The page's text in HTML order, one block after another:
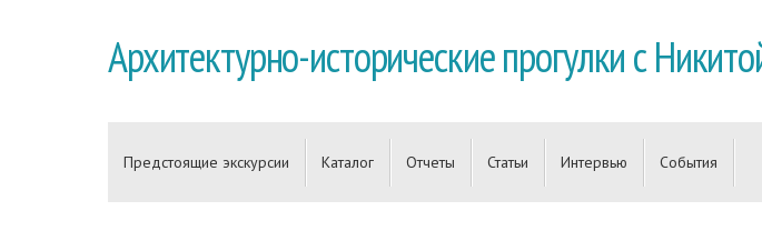
Архитектурно-исторические прогулки с
Предстоящие экскурсии Каталог Отчеты Статьи Интервью События